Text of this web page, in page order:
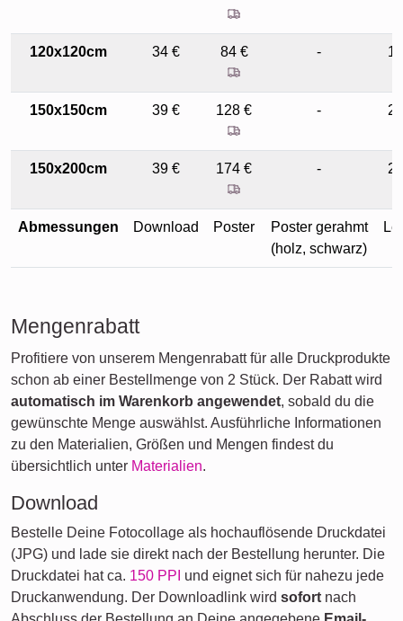
120x120cm 34 € 84 € -
150x150cm 39 € 128 € -
150x200cm 39 € 174 € -
Abmessungen Download Poster
Poster gerahmt
(holz, schwarz)
Mengenrabatt
Profitiere von unserem Mengenrabatt für alle Druckprodukte
schon ab einer Bestellmenge von 2 Stück. Der Rabatt wird
automatisch im Warenkorb angewendet, sobald du die
gewünschte Menge auswählst. Ausführliche Informationen
zu den Materialien, Größen und Mengen findest du
übersichtlich unter Materialien.
Download
Bestelle Deine Fotocollage als hochauflösende Druckdatei
(JPG) und lade sie direkt nach der Bestellung herunter. Die
Druckdatei hat ca. 150 PPI und eignet sich für nahezu jede
Druckanwendung. Der Downloadlink wird sofort nach